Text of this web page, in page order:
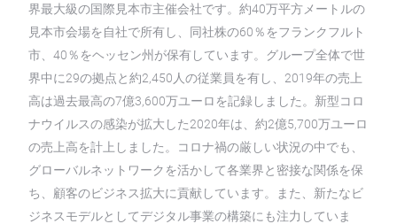
界最大級の国際見本市主催会社です。約40万平方メートルの
見本市会場を自社で所有し、同社株の60％をフランクフルト
市、40％をヘッセン州が保有しています。グループ全体で世
界中に29の拠点と約2,450人の従業員を有し、2019年の売上
高は過去最高の7億3,600万ユーロを記録しました。新型コロ
ナウイルスの感染が拡大した2020年は、約2億5,700万ユーロ
の売上高を計上しました。コロナ禍の厳しい状況の中でも、
グローバルネットワークを活かして各業界と密接な関係を保
ち、顧客のビジネス拡大に貢献しています。また、新たなビ
ジネスモデルとしてデジタル事業の構築にも注力していま